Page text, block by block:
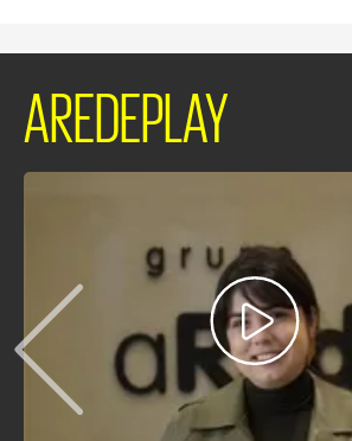
AREDEPLAY